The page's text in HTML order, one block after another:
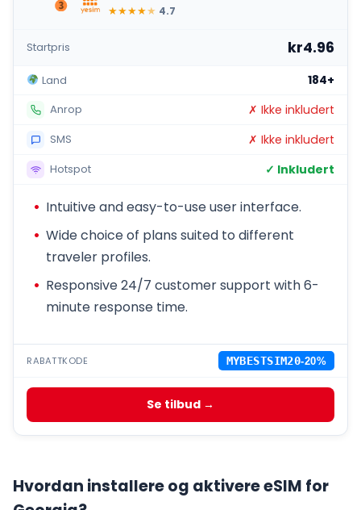
★★★★★ 4.7
Startpris kr4.96
Land 184+
Anrop ✗ Ikke inkludert
SMS ✗ Ikke inkludert
Hotspot ✓ Inkludert
Intuitive and easy-to-use user interface.
Wide choice of plans suited to different
traveler profiles.
Responsive 24/7 customer support with 6-
minute response time.
RABATTKODE MYBESTSIM20-20%
Se tilbud →
Hvordan installere og aktivere eSIM for